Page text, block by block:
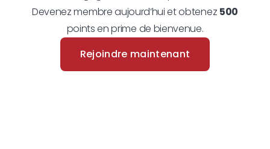
Devenez membre aujourd’hui et obtenez 500
points en prime de bienvenue.
Rejoindre maintenant